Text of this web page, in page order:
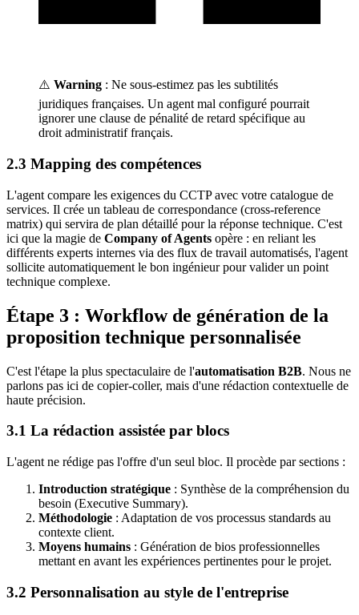
⚠️ Warning : Ne sous-estimez pas les subtilités
juridiques françaises. Un agent mal configuré pourrait
ignorer une clause de pénalité de retard spécifique au
droit administratif français.
2.3 Mapping des compétences
L'agent compare les exigences du CCTP avec votre catalogue de
services. Il crée un tableau de correspondance (cross-reference
matrix) qui servira de plan détaillé pour la réponse technique. C'est
ici que la magie de Company of Agents opère : en reliant les
différents experts internes via des flux de travail automatisés, l'agent
sollicite automatiquement le bon ingénieur pour valider un point
technique complexe.
Étape 3 : Workflow de génération de la
proposition technique personnalisée
C'est l'étape la plus spectaculaire de l'automatisation B2B. Nous ne
parlons pas ici de copier-coller, mais d'une rédaction contextuelle de
haute précision.
3.1 La rédaction assistée par blocs
L'agent ne rédige pas l'offre d'un seul bloc. Il procède par sections :
Introduction stratégique : Synthèse de la compréhension du
besoin (Executive Summary).
Méthodologie : Adaptation de vos processus standards au
contexte client.
Moyens humains : Génération de bios professionnelles
mettant en avant les expériences pertinentes pour le projet.
3.2 Personnalisation au style de l'entreprise